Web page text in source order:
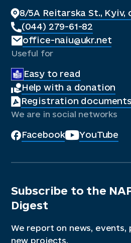
8/5A Reitarska St., Kyiv,
(044) 279-61-82
office-naiu@ukr.net
Useful for
Easy to read
Help with a donation
Registration documents
We are in social networks
Facebook YouTube
Subscribe to the
Digest
We report on news, events,
new projects.